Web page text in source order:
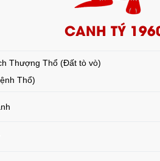
CANH TÝ
Thượng Thổ (Đất tò vò)
Thổ)